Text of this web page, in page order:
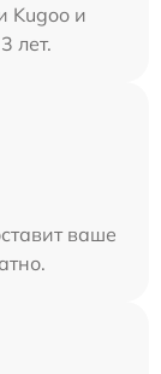
Kugoo и
лет.
ваше